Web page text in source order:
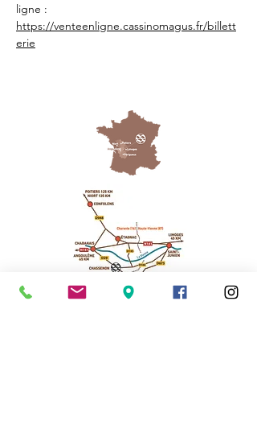
ligne :
https://venteenligne.cassinomagus.fr/billett
erie